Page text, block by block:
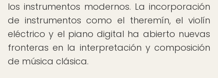
los instrumentos modernos. La incorporación
de instrumentos como el theremín, el violín
eléctrico y el piano digital ha abierto nuevas
fronteras en la interpretación y composición
de música clásica.